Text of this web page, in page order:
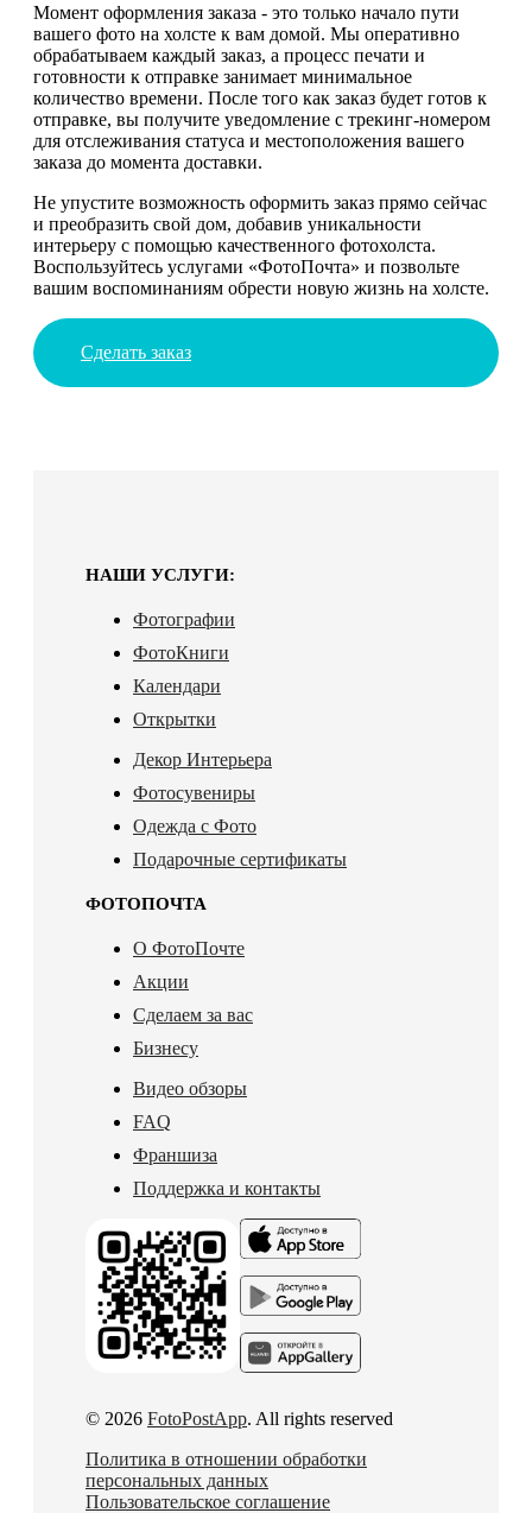
Момент оформления заказа - это только начало пути
вашего фото на холсте к вам домой. Мы оперативно
обрабатываем каждый заказ, а процесс печати и
готовности к отправке занимает минимальное
количество времени. После того как заказ будет готов к
отправке, вы получите уведомление с трекинг-номером
для отслеживания статуса и местоположения вашего
заказа до момента доставки.
Не упустите возможность оформить заказ прямо сейчас
и преобразить свой дом, добавив уникальности
интерьеру с помощью качественного фотохолста.
Воспользуйтесь услугами «ФотоПочта» и позвольте
вашим воспоминаниям обрести новую жизнь на холсте.
Сделать заказ
НАШИ УСЛУГИ:
Фотографии
ФотоКниги
Календари
Открытки
Декор Интерьера
Фотосувениры
Одежда с Фото
Подарочные сертификаты
ФОТОПОЧТА
О ФотоПочте
Акции
Сделаем за вас
Бизнесу
Видео обзоры
FAQ
Франшиза
Поддержка и контакты
© 2026 FotoPostApp. All rights reserved
Политика в отношении обработки
персональных данных
Пользовательское соглашение